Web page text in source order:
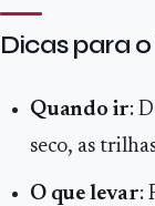
Dicas para
Quando ir:
seco, as
O que levar: